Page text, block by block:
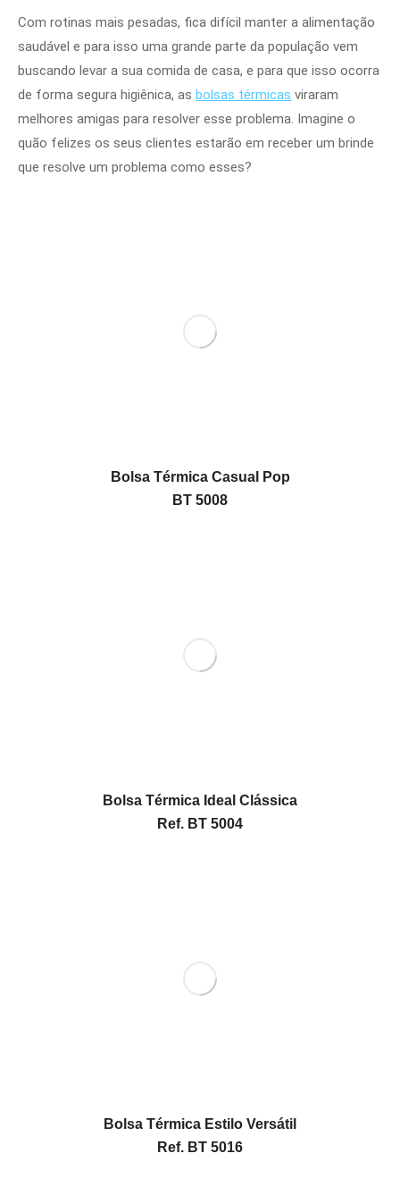
Com rotinas mais pesadas, fica difícil manter a alimentação
saudável e para isso uma grande parte da população vem
buscando levar a sua comida de casa, e para que isso ocorra
de forma segura higiênica, as bolsas térmicas viraram
melhores amigas para resolver esse problema. Imagine o
quão felizes os seus clientes estarão em receber um brinde
que resolve um problema como esses?
Bolsa Térmica Casual Pop
BT 5008
Bolsa Térmica Ideal Clássica
Ref. BT 5004
Bolsa Térmica Estilo Versátil
Ref. BT 5016